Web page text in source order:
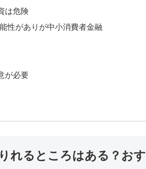
は危険
性がありが中小消費者金融
が必要
れるところはある？おす